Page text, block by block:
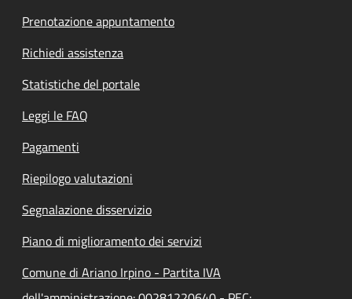
Prenotazione appuntamento
Richiedi assistenza
Statistiche del portale
Leggi le FAQ
Pagamenti
Riepilogo valutazioni
Segnalazione disservizio
Piano di miglioramento dei servizi
Comune di Ariano Irpino - Partita IVA